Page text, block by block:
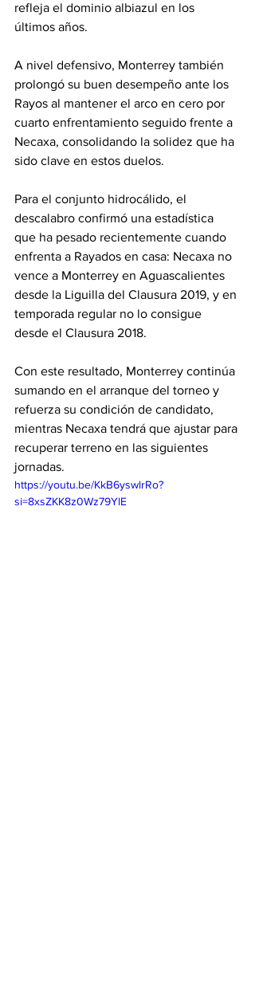
refleja el dominio albiazul en los
últimos años.
A nivel defensivo, Monterrey también
prolongó su buen desempeño ante los
Rayos al mantener el arco en cero por
cuarto enfrentamiento seguido frente a
Necaxa, consolidando la solidez que ha
sido clave en estos duelos.
Para el conjunto hidrocálido, el
descalabro confirmó una estadística
que ha pesado recientemente cuando
enfrenta a Rayados en casa: Necaxa no
vence a Monterrey en Aguascalientes
desde la Liguilla del Clausura 2019, y en
temporada regular no lo consigue
desde el Clausura 2018.
Con este resultado, Monterrey continúa
sumando en el arranque del torneo y
refuerza su condición de candidato,
mientras Necaxa tendrá que ajustar para
recuperar terreno en las siguientes
jornadas.
https://youtu.be/KkB6yswlrRo?
si=8xsZKK8z0Wz79YlE